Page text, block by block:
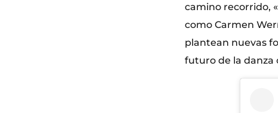
camino recorrido,
como Carmen
plantean nuevas
futuro de la danza